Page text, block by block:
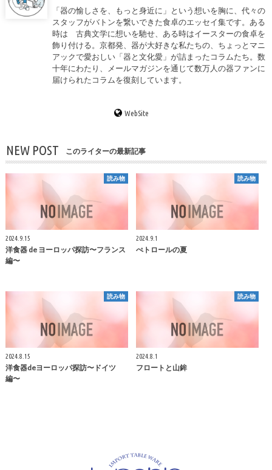
「器の愉しさを、もっと身近に」という想いを胸に、代々の
スタッフがバトンを繋いできた食卓のエッセイ集です。ある
時は 古典文学に想いを馳せ、ある時はイースターの食卓を
飾り付ける。京都発、器が大好きな私たちの、ちょっとマニ
アックで愛おしい「器と文化愛」が詰まったコラムたち。数
十年にわたり、メールマガジンを通じて数万人の器ファンに
届けられたコラムを復刻しています。
WebSite
NEW POST このライターの最新記事
読み物
2024.9.15
洋食器 de ヨーロッパ探訪〜フランス
編〜
読み物
2024.9.1
ぺトロールの夏
読み物
2024.8.15
洋食器deヨーロッパ探訪〜ドイツ
編〜
読み物
2024.8.1
フロートと山鉾